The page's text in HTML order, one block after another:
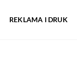
REKLAMA I DRUK